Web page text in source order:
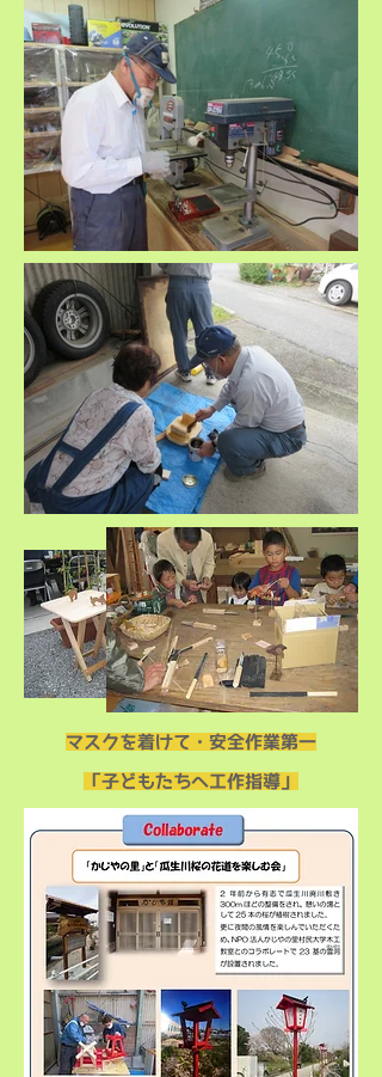
マスクを着けて・安全作業第一
「子どもたちへ工作指導」